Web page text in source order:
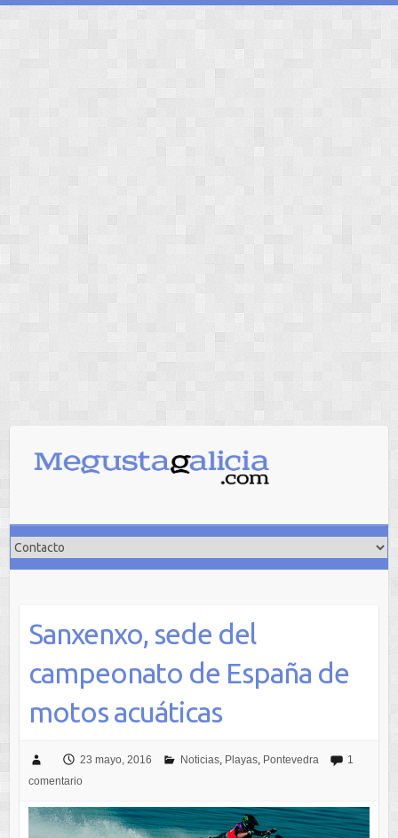
contenido
Sanxenxo, sede del
campeonato de España de
motos acuáticas
23 mayo, 2016 Noticias, Playas, Pontevedra
1
comentario